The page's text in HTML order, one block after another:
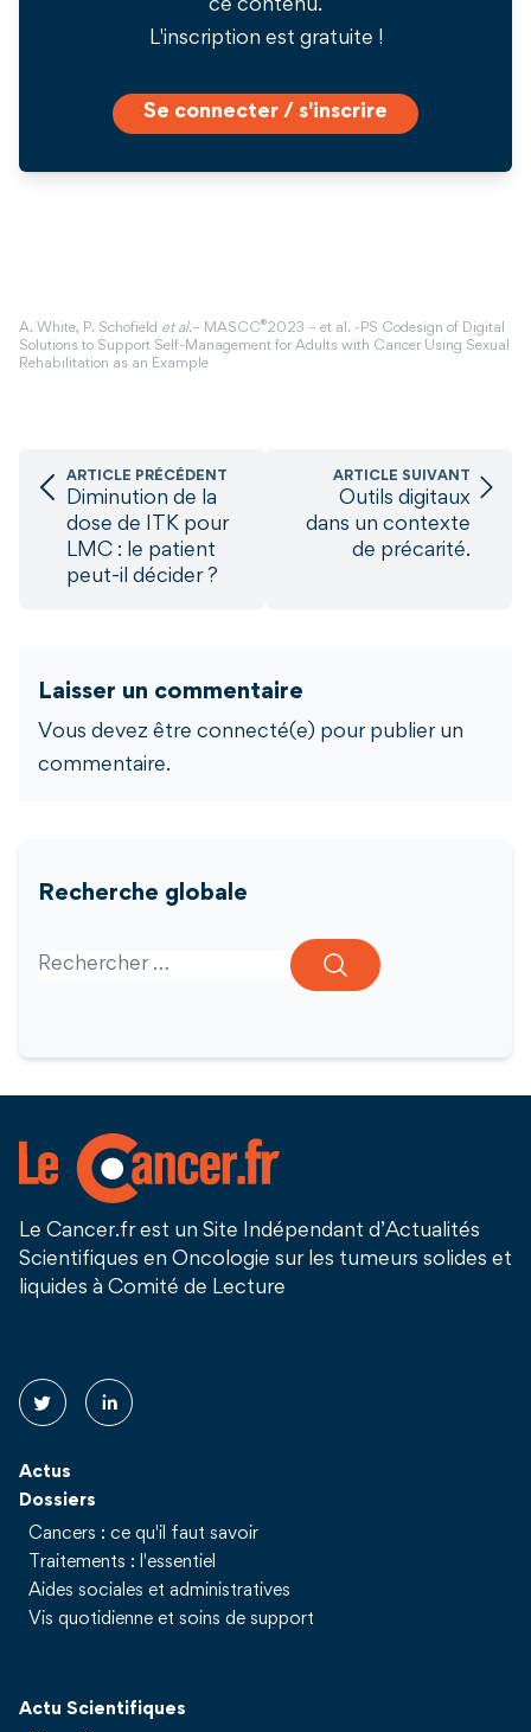
ce contenu.
L'inscription est gratuite !
Se connecter / s'inscrire
A. White, P. Schofield et al.– MASCC®2023 – et al. -PS Codesign of Digital
Solutions to Support Self-Management for Adults with Cancer Using Sexual
Rehabilitation as an Example
ARTICLE PRÉCÉDENT
Diminution de la
dose de ITK pour
LMC : le patient
peut-il décider ?
ARTICLE SUIVANT
Outils digitaux
dans un contexte
de précarité.
Laisser un commentaire
Vous devez être connecté(e) pour publier un
commentaire.
Recherche globale
Search for:
Le Cancer.fr est un Site Indépendant d’Actualités
Scientifiques en Oncologie sur les tumeurs solides et
liquides à Comité de Lecture
Actus
Dossiers
Cancers : ce qu'il faut savoir
Traitements : l'essentiel
Aides sociales et administratives
Vis quotidienne et soins de support
Actu Scientifiques